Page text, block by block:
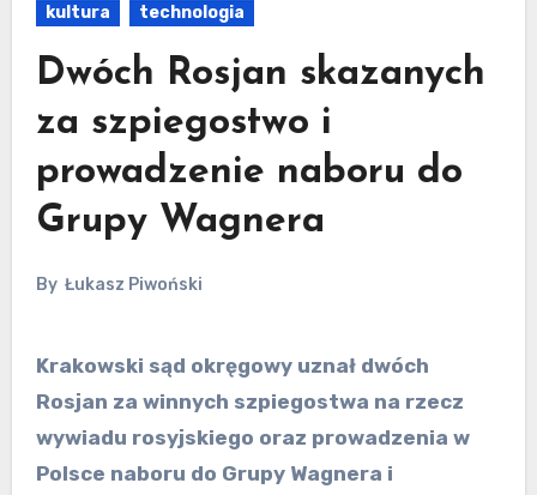
kultura technologia
Dwóch Rosjan skazanych
za szpiegostwo i
prowadzenie naboru do
Grupy Wagnera
By Łukasz Piwoński
Krakowski sąd okręgowy uznał dwóch
Rosjan za winnych szpiegostwa na rzecz
wywiadu rosyjskiego oraz prowadzenia w
Polsce naboru do Grupy Wagnera i